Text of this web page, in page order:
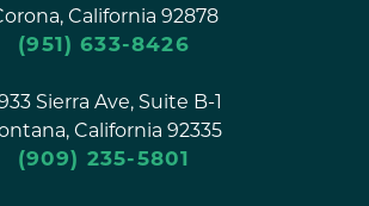
California 92878
(951) 633-8426
Sierra Ave, Suite B-1
California 92335
(909) 235-5801